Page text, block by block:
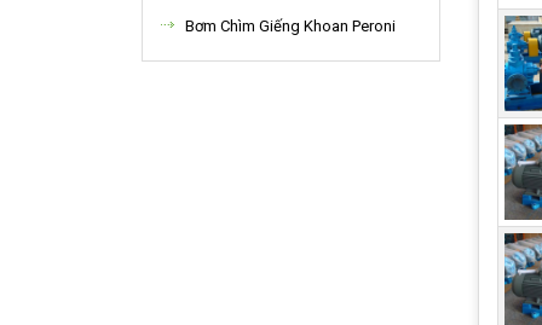
Bơm Chìm Giếng Khoan Peroni